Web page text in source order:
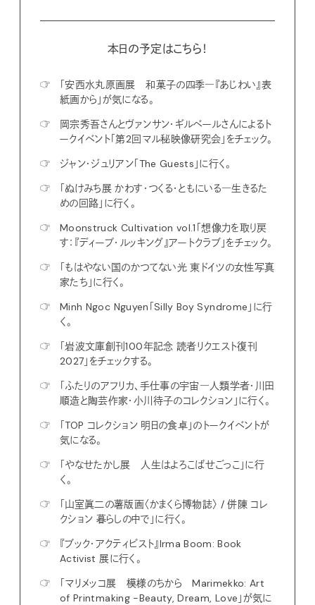
本日の予定はこちら！
☞
「安西水丸原画展 和菓子の四季―『あじわい』表
紙画から」が気になる。
☞
岡宗秀吾さんとヴァンサン・ギルベールさんによるト
ークイベント「第2回マル秘映像研究会」をチェック。
☞
ジャン・ジュリアン「The Guests」に行く。
☞
「ぬけみち展 かわす・つくる・ともにいる―生きるた
めの回路」に行く。
☞
Moonstruck Cultivation vol.1「想像力を取り戻
す：『ディープ・ルッキング』アートクラブ」をチェック。
☞
「もはやない国のかつてない光 東ドイツの女性写真
家たち」に行く。
☞
Minh Ngoc Nguyen「Silly Boy Syndrome」に行
く。
☞
「岩波文庫創刊100年記念 読者リクエスト復刊
2027」をチェックする。
☞
「ふたりのアフリカ、手仕事の宇宙―人類学者・川田
順造と陶芸作家・小川待子のコレクション」に行く。
☞
「TOP コレクション 明日の食卓」のトークイベントが
気になる。
☞
「やなせたかし展 人生はよろこばせごっこ」に行
く。
☞
「山室眞二の薯版画〈かまくら博物誌〉 / 併陳 コレ
クション 暮らしの中で」に行く。
☞
『ブック・アクティビスト』Irma Boom: Book
Activist 展に行く。
☞
「マリメッコ展 模様のちから Marimekko: Art
of Printmaking -Beauty, Dream, Love」が気に